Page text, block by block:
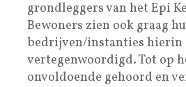
grondleggers van het Epi
Bewoners zien ook graag
bedrijven/instanties hierin
vertegenwoordigd. Tot op
onvoldoende gehoord en